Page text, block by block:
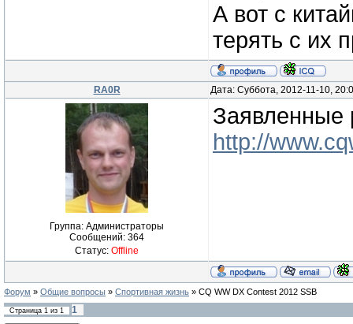
А вот с
терять с их
RA0R Дата: Суббота, 2012-11-10,
Группа: Администраторы
Сообщений: 364
Статус: Offline
Заявленные
http://
Форум » Общие вопросы » Спортивная жизнь » CQ WW DX Contest 2012 SSB
Страница 1 из 1 1